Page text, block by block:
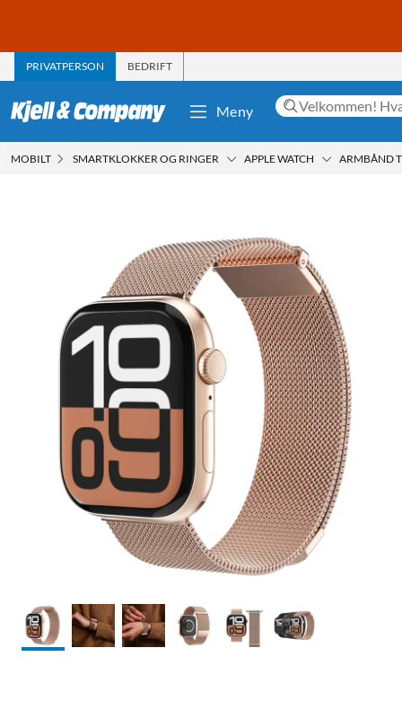
PRIVATPERSON BEDRIFT
Meny
MOBILT SMARTKLOKKER OG RINGER APPLE WATCH ARMBÅND